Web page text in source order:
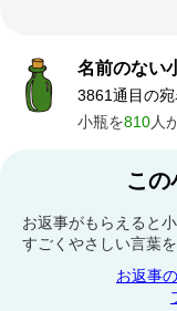
名前のない
3861通目の
小瓶を810 人
この
お返事がもらえると
すごくやさしい言葉
お返事